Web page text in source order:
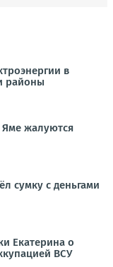
в
районы
жалуются
сумку с деньгами
Екатерина о
ВСУ